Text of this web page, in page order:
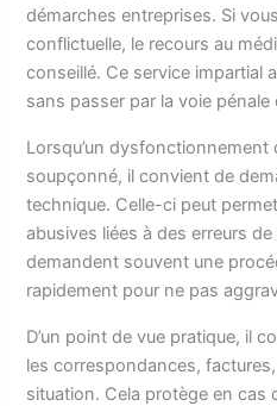
démarches entreprises. Si
conflictuelle, le recours au
conseillé. Ce service impartial
sans passer par la voie pénale
Lorsqu’un dysfonctionnement
soupçonné, il convient de
technique. Celle-ci peut
abusives liées à des erreurs
demandent souvent une
rapidement pour ne pas
D’un point de vue pratique, il
les correspondances,
situation. Cela protège en